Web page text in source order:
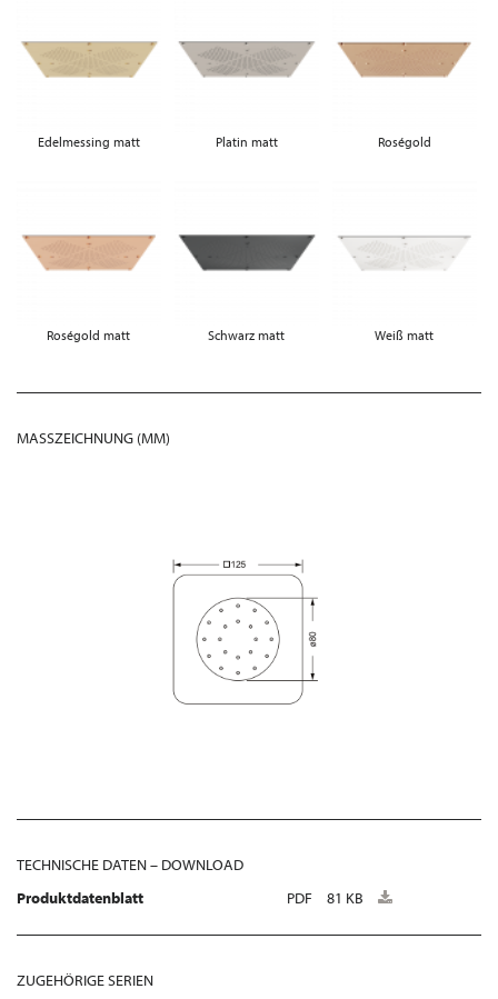
Edelmessing matt Platin matt Roségold
Roségold matt Schwarz matt Weiß matt
MASSZEICHNUNG (MM)
TECHNISCHE DATEN – DOWNLOAD
Produktdatenblatt
PDF 81 KB
ZUGEHÖRIGE SERIEN